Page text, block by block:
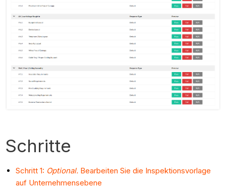
Schritte
Schritt 1: Optional. Bearbeiten Sie die Inspektionsvorlage
auf Unternehmensebene